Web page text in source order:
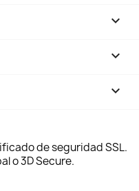

keyboard_arrow_down

de seguridad SSL.
o 3D Secure.